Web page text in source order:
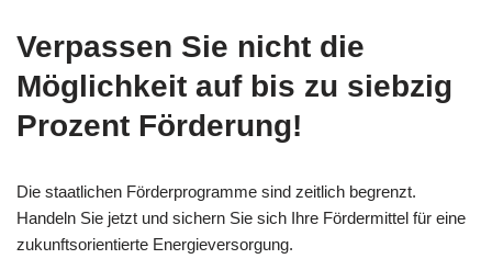
Verpassen Sie nicht die
Möglichkeit auf bis zu siebzig
Prozent Förderung!
Die staatlichen Förderprogramme sind zeitlich begrenzt.
Handeln Sie jetzt und sichern Sie sich Ihre Fördermittel für eine
zukunftsorientierte Energieversorgung.